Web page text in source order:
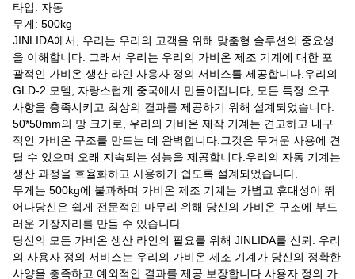
타입: 자동
무게: 500kg
JINLIDA에서, 우리는 우리의 고객을 위해 맞춤형 솔루션의 중요성
을 이해합니다. 그래서 우리는 우리의 가비온 제조 기계에 대한 포
괄적인 가비온 생산 라인 사용자 정의 서비스를 제공합니다.우리의
GLD-2 모델, 자랑스럽게 중국에서 만들어집니다, 모든 특정 요구
사항을 충족시키고 최상의 결과를 제공하기 위해 설계되었습니다.
50*50mm의 망 크기로, 우리의 가비온 제작 기계는 견고하고 내구
적인 가비온 구조를 만드는 데 완벽합니다.그것은 무거운 사용에 견
딜 수 있으며 오래 지속되는 성능을 제공합니다.우리의 자동 기계는
생산 과정을 효율화하고 사용하기 쉽도록 설계되었습니다.
무게는 500kg에 불과하며 가비온 제조 기계는 가볍고 휴대성이 뛰
어나당신은 쉽게 전문적인 마무리 위해 당신의 가비온 구조에 부드
러운 가장자리를 만들 수 있습니다.
당신의 모든 가비온 생산 라인의 필요를 위해 JINLIDA를 신뢰. 우리
의 사용자 정의 서비스는 우리의 가비온 제조 기계가 당신의 정확한
사양을 충족하고 예외적인 결과를 제공 보장합니다.사용자 정의 가